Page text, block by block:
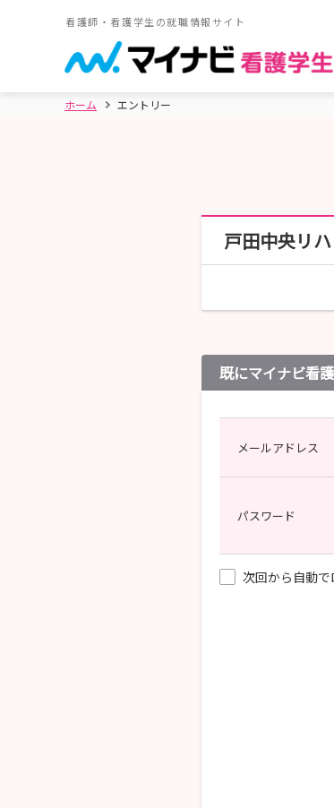
看護師・看護学生の就職情報サイト
ホーム エントリー
戸田中央リ
既にマイナビ看
メールアドレス
パスワード
次回から自動で